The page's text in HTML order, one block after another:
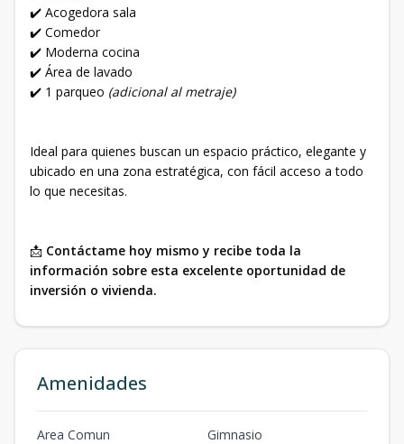
✔️ Acogedora sala
✔️ Comedor
✔️ Moderna cocina
✔️ Área de lavado
✔️ 1 parqueo (adicional al metraje)
Ideal para quienes buscan un espacio práctico, elegante y
ubicado en una zona estratégica, con fácil acceso a todo
lo que necesitas.
📩 Contáctame hoy mismo y recibe toda la
información sobre esta excelente oportunidad de
inversión o vivienda.
Amenidades
Area Comun
Gimnasio